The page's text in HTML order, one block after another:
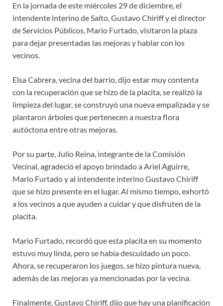
En la jornada de este miércoles 29 de diciembre, el
intendente interino de Salto, Gustavo Chiriff y el director
de Servicios Públicos, Mario Furtado, visitaron la plaza
para dejar presentadas las mejoras y hablar con los
vecinos.
Elsa Cabrera, vecina del barrio, dijo estar muy contenta
con la recuperación que se hizo de la placita, se realizó la
limpieza del lugar, se construyó una nueva empalizada y se
plantaron árboles que pertenecen a nuestra flora
autóctona entre otras mejoras.
Por su parte, Julio Reina, integrante de la Comisión
Vecinal, agradeció el apoyo brindado a Ariel Aguirre,
Mario Furtado y al intendente interino Gustavo Chiriff
que se hizo presente en el lugar. Al mismo tiempo, exhortó
a los vecinos a que ayuden a cuidar y que disfruten de la
placita.
Mario Furtado, recordó que esta placita en su momento
estuvo muy linda, pero se había descuidado un poco.
Ahora, se recuperaron los juegos, se hizo pintura nueva,
además de las mejoras ya mencionadas por la vecina.
Finalmente, Gustavo Chiriff, dijo que hay una planificación